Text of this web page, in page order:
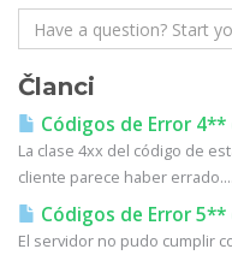
Članci
Códigos de Error 4**
La clase 4xx del código de
cliente parece haber errado....
Códigos de Error 5**
El servidor no pudo cumplir